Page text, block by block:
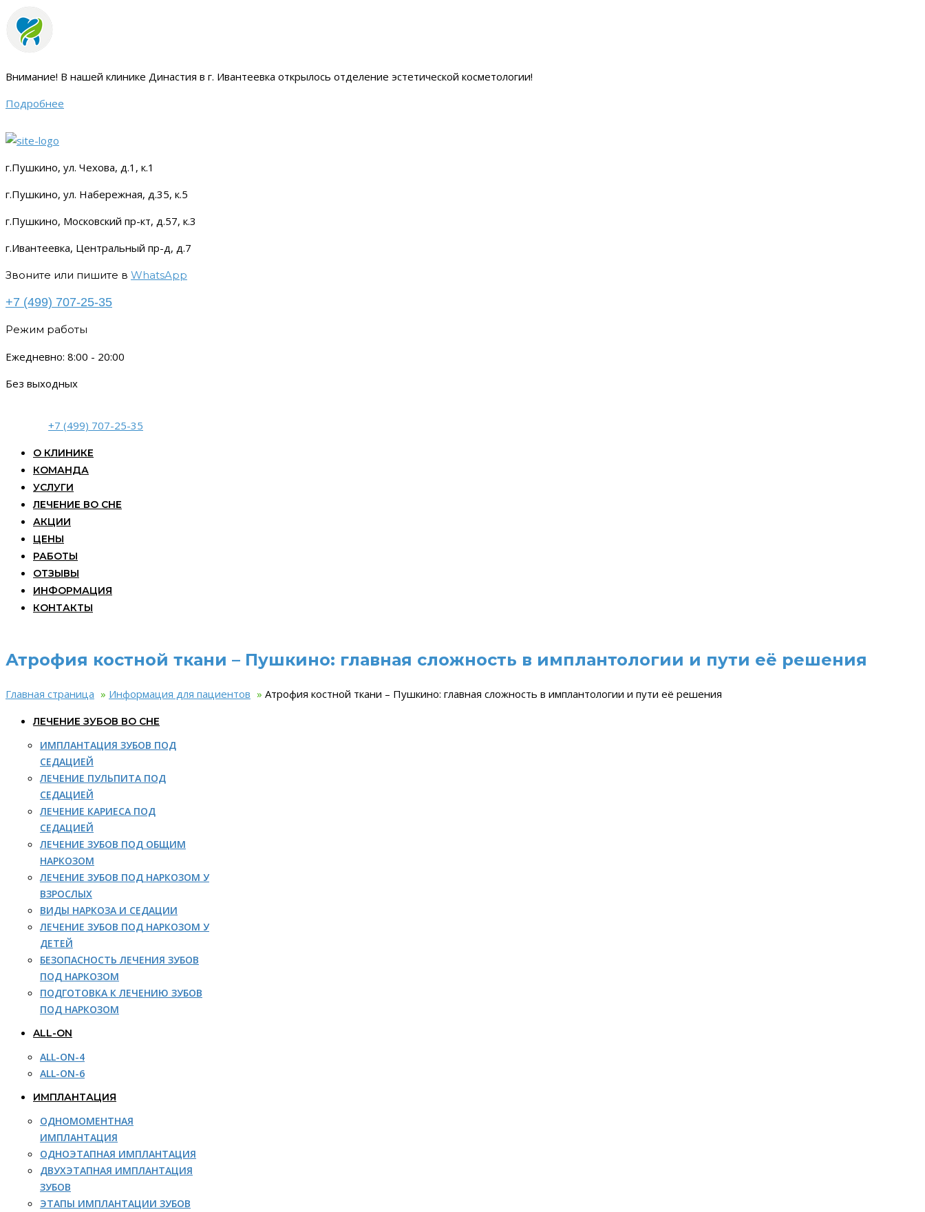
Внимание! В нашей клинике Династия в г. Ивантеевка открылось отделение эстетической косметологии!
Подробнее
г.Пушкино, ул. Чехова, д.1, к.1
г.Пушкино, ул. Набережная, д.35, к.5
г.Пушкино, Московский пр-кт, д.57, к.3
г.Ивантеевка, Центральный пр-д, д.7
Звоните или пишите в WhatsApp
+7 (499) 707-25-35
Режим работы
Ежедневно: 8:00 - 20:00
Без выходных
+7 (499) 707-25-35
О КЛИНИКЕ
КОМАНДА
УСЛУГИ
ЛЕЧЕНИЕ ВО СНЕ
АКЦИИ
ЦЕНЫ
РАБОТЫ
ОТЗЫВЫ
ИНФОРМАЦИЯ
КОНТАКТЫ
Атрофия костной ткани – Пушкино: главная сложность в имплантологии и пути её решения
Главная страница » Информация для пациентов » Атрофия костной ткани – Пушкино: главная сложность в имплантологии и пути её решения
ЛЕЧЕНИЕ ЗУБОВ ВО СНЕ
ИМПЛАНТАЦИЯ ЗУБОВ ПОД
СЕДАЦИЕЙ
ЛЕЧЕНИЕ ПУЛЬПИТА ПОД
СЕДАЦИЕЙ
ЛЕЧЕНИЕ КАРИЕСА ПОД
СЕДАЦИЕЙ
ЛЕЧЕНИЕ ЗУБОВ ПОД ОБЩИМ
НАРКОЗОМ
ЛЕЧЕНИЕ ЗУБОВ ПОД НАРКОЗОМ У
ВЗРОСЛЫХ
ВИДЫ НАРКОЗА И СЕДАЦИИ
ЛЕЧЕНИЕ ЗУБОВ ПОД НАРКОЗОМ У
ДЕТЕЙ
БЕЗОПАСНОСТЬ ЛЕЧЕНИЯ ЗУБОВ
ПОД НАРКОЗОМ
ПОДГОТОВКА К ЛЕЧЕНИЮ ЗУБОВ
ПОД НАРКОЗОМ
ALL-ON
ALL-ON-4
ALL-ON-6
ИМПЛАНТАЦИЯ
ОДНОМОМЕНТНАЯ
ИМПЛАНТАЦИЯ
ОДНОЭТАПНАЯ ИМПЛАНТАЦИЯ
ДВУХЭТАПНАЯ ИМПЛАНТАЦИЯ
ЗУБОВ
ЭТАПЫ ИМПЛАНТАЦИИ ЗУБОВ